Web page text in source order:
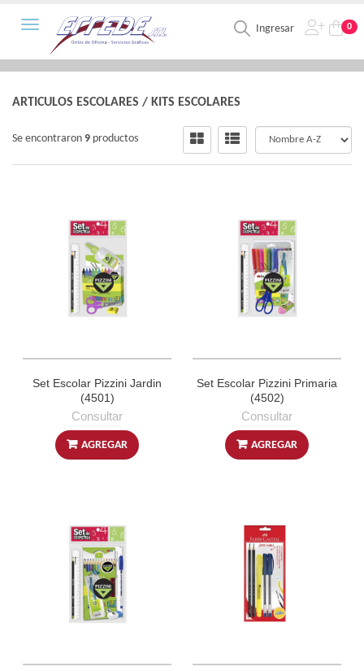
Ingresar 0
Toggle navigation
ARTICULOS ESCOLARES / KITS ESCOLARES
Se encontraron 9 productos
Set Escolar Pizzini Jardin
(4501)
Consultar
AGREGAR
Set Escolar Pizzini Primaria
(4502)
Consultar
AGREGAR